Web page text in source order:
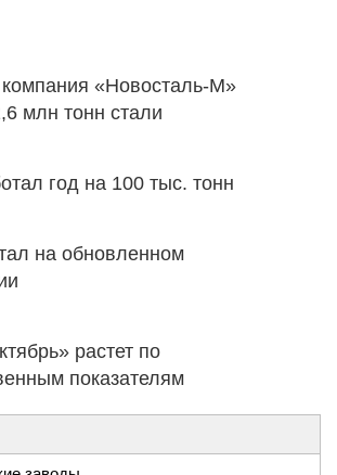
«Новосталь-М»
млн тонн стали
год на 100 тыс. тонн
на обновленном
растет по
показателям